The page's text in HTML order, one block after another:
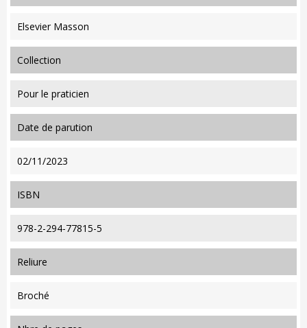
Elsevier Masson
collection
Pour le praticien
date de parution
02/11/2023
ISBN
978-2-294-77815-5
reliure
Broché